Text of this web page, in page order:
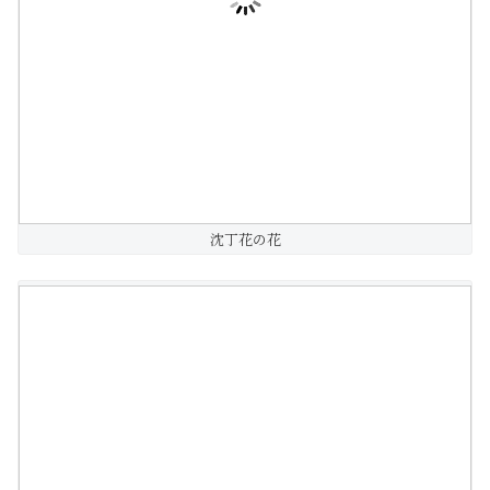
沈丁花の花